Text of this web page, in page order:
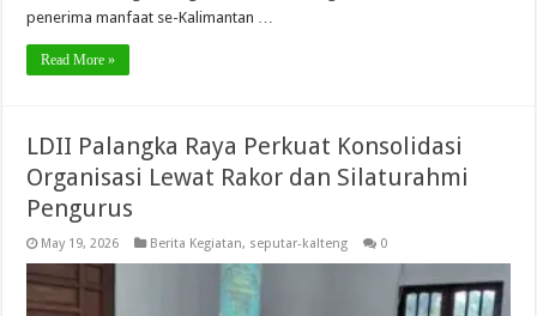
penerima manfaat se-Kalimantan …
Read More »
LDII Palangka Raya Perkuat Konsolidasi
Organisasi Lewat Rakor dan Silaturahmi
Pengurus
May 19, 2026 Berita Kegiatan, seputar-kalteng 0